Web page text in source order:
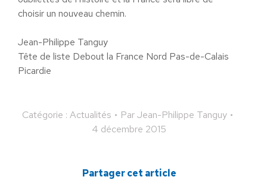
choisir un nouveau chemin.
Jean-Philippe Tanguy
Tête de liste Debout la France Nord Pas-de-Calais
Picardie
Catégorie : Actualités ParJean-Philippe Tanguy
4 décembre 2015
Partager cet article